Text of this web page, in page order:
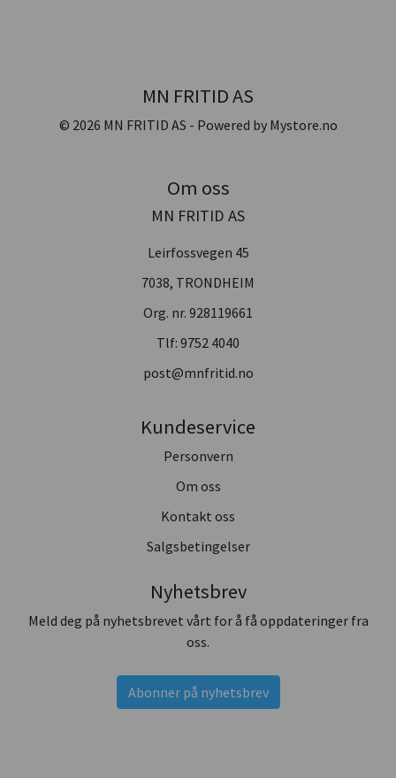
MN FRITID AS
© 2026 MN FRITID AS - Powered by Mystore.no
Om oss
MN FRITID AS
Leirfossvegen 45
7038, TRONDHEIM
Org. nr. 928119661
Tlf: 9752 4040
post@mnfritid.no
Kundeservice
Personvern
Om oss
Kontakt oss
Salgsbetingelser
Nyhetsbrev
Meld deg på nyhetsbrevet vårt for å få oppdateringer fra
oss.
Abonner på nyhetsbrev